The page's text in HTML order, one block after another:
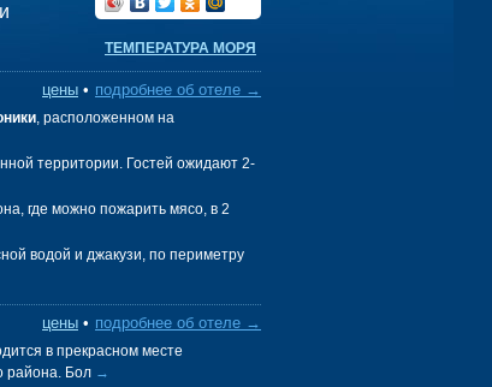
ТЕМПЕРАТУРА МОРЯ
подробнее об отеле →
цены •
, расположенном на
территории. Гостей ожидают 2-
где можно пожарить мясо, в 2
водой и джакузи, по периметру
подробнее об отеле →
цены •
в прекрасном месте
района. Бол →